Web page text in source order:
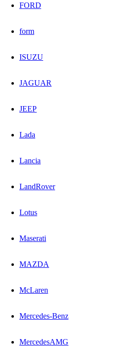
FORD
form
ISUZU
JAGUAR
JEEP
Lada
Lancia
LandRover
Lotus
Maserati
MAZDA
McLaren
Mercedes-Benz
MercedesAMG